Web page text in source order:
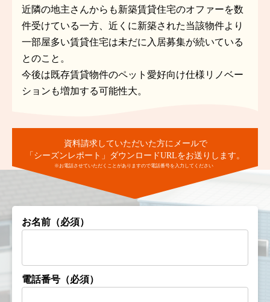
近隣の地主さんからも新築賃貸住宅のオファーを数
件受けている一方、近くに新築された当該物件より
一部屋多い賃貸住宅は未だに入居募集が続いている
とのこと。
今後は既存賃貸物件のペット愛好向け仕様リノベー
ションも増加する可能性大。
お名前（必須）
電話番号（必須）